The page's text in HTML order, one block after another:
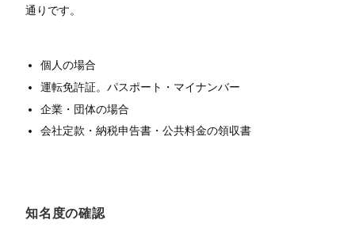
通りです。
個人の場合
運転免許証。パスポート・マイナンバー
企業・団体の場合
会社定款・納税申告書・公共料金の領収書
知名度の確認